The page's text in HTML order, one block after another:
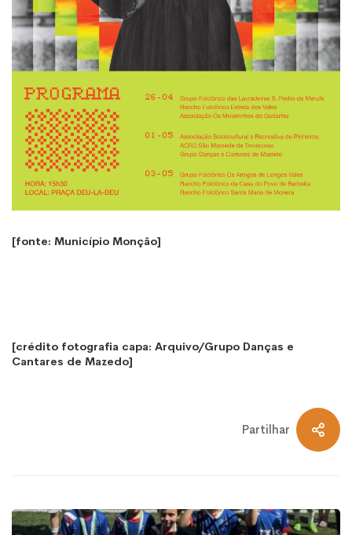
[fonte: Município Monção]
[crédito fotografia capa: Arquivo/Grupo Danças e
Cantares de Mazedo]
Partilhar